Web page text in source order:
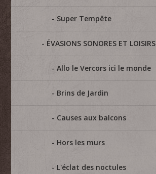
Super Tempête
ÉVASIONS SONORES ET LOISIRS
Allo le Vercors ici le monde
Brins de Jardin
Causes aux balcons
Hors les murs
L'éclat des noctules